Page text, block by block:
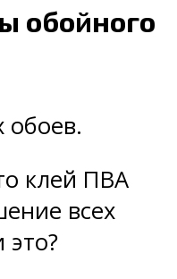
обойного
клей ПВА
всех
это?